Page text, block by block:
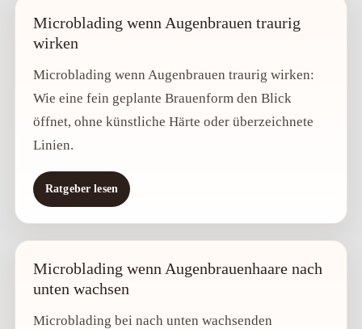
Microblading wenn Augenbrauen traurig
wirken
Microblading wenn Augenbrauen traurig wirken:
Wie eine fein geplante Brauenform den Blick
öffnet, ohne künstliche Härte oder überzeichnete
Linien.
Ratgeber lesen
Microblading wenn Augenbrauenhaare nach
unten wachsen
Microblading bei nach unten wachsenden